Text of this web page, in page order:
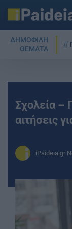
ΔΗΜΟΦΙΛΗ
ΘΕΜΑΤΑ
Σχολεία –
αιτήσεις
iPaideia.gr